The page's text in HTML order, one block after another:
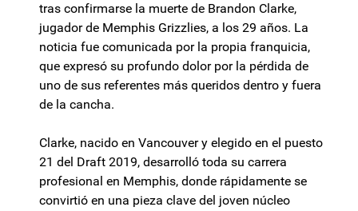
tras confirmarse la muerte de Brandon Clarke,
jugador de Memphis Grizzlies, a los 29 años. La
noticia fue comunicada por la propia franquicia,
que expresó su profundo dolor por la pérdida de
uno de sus referentes más queridos dentro y fuera
de la cancha.
Clarke, nacido en Vancouver y elegido en el puesto
21 del Draft 2019, desarrolló toda su carrera
profesional en Memphis, donde rápidamente se
convirtió en una pieza clave del joven núcleo